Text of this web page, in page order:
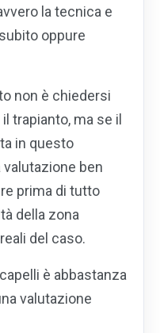
la tecnica e
oppure
non è chiedersi
trapianto, ma se il
in questo
ben
prima di tutto
della zona
del caso.
è abbastanza
valutazione